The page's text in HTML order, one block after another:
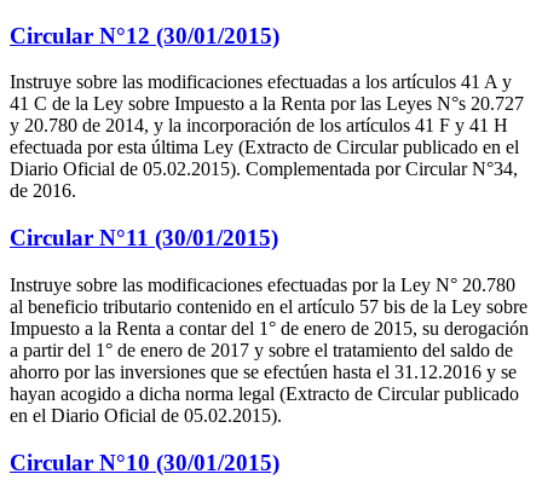
Circular N°12 (30/01/2015)
Instruye sobre las modificaciones efectuadas a los artículos 41 A y
41 C de la Ley sobre Impuesto a la Renta por las Leyes N°s 20.727
y 20.780 de 2014, y la incorporación de los artículos 41 F y 41 H
efectuada por esta última Ley (Extracto de Circular publicado en el
Diario Oficial de 05.02.2015). Complementada por Circular N°34,
de 2016.
Circular N°11 (30/01/2015)
Instruye sobre las modificaciones efectuadas por la Ley N° 20.780
al beneficio tributario contenido en el artículo 57 bis de la Ley sobre
Impuesto a la Renta a contar del 1° de enero de 2015, su derogación
a partir del 1° de enero de 2017 y sobre el tratamiento del saldo de
ahorro por las inversiones que se efectúen hasta el 31.12.2016 y se
hayan acogido a dicha norma legal (Extracto de Circular publicado
en el Diario Oficial de 05.02.2015).
Circular N°10 (30/01/2015)